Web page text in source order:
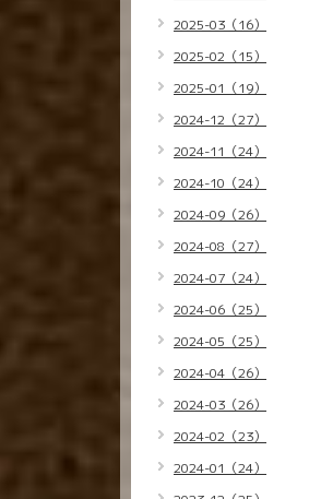
2025-03（16）
2025-02（15）
2025-01（19）
2024-12（27）
2024-11（24）
2024-10（24）
2024-09（26）
2024-08（27）
2024-07（24）
2024-06（25）
2024-05（25）
2024-04（26）
2024-03（26）
2024-02（23）
2024-01（24）